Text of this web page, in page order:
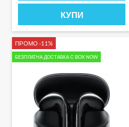
КУПИ
ПРОМО -11%
БЕЗПЛАТНА ДОСТАВКА С BOX NOW